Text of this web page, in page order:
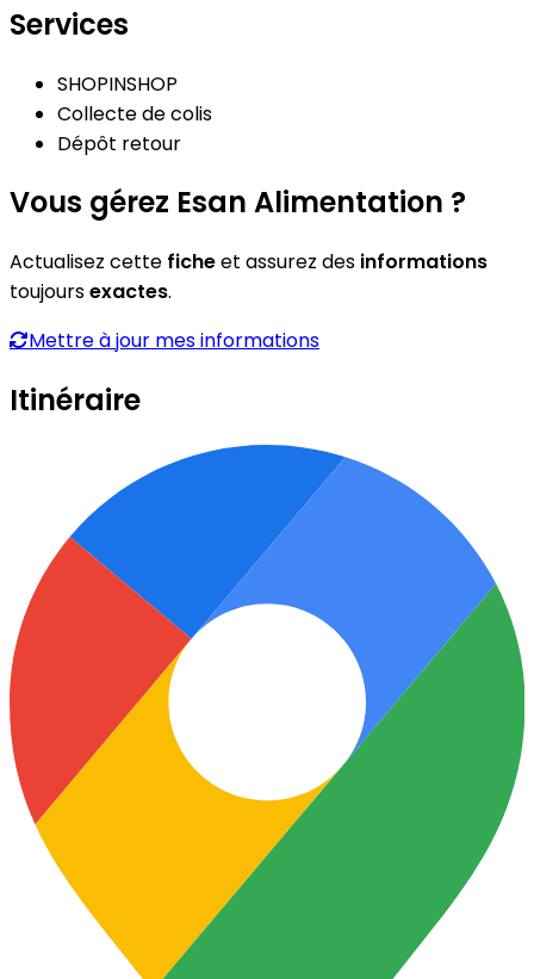
Services
SHOPINSHOP
Collecte de colis
Dépôt retour
Vous gérez Esan Alimentation ?
Actualisez cette ficheet assurez des informations
toujoursexactes.
Mettre à jour mes informations
Itinéraire